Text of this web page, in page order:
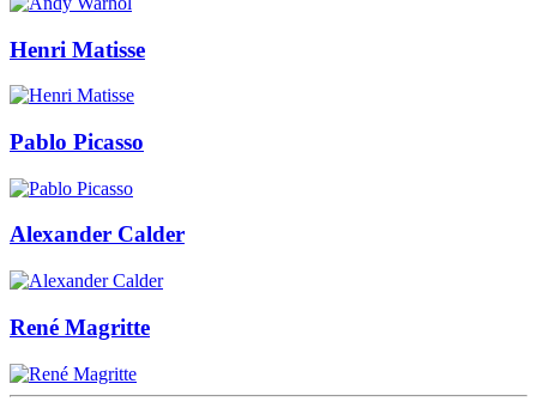
Henri Matisse
Pablo Picasso
Alexander Calder
René Magritte